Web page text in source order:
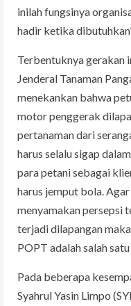
inilah fungsinya
hadir ketika
Terbentuknya gerakan
Jenderal Tanaman
menekankan bahwa
motor penggerak
pertanaman dari
harus selalu sigap
para petani sebagai
harus jemput bola.
menyamakan persepsi
terjadi dilapangan
POPT adalah salah satu
Pada beberapa
Syahrul Yasin Limpo